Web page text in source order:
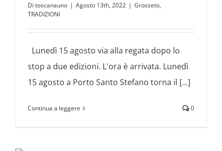
Di toscanauno | Agosto 13th, 2022 | Grosseto,
TRADIZIONI
Lunedì 15 agosto via alla regata dopo lo
stop a due edizioni. L'ora è arrivata. Lunedì
15 agosto a Porto Santo Stefano torna il [...]
Continua a leggere 0